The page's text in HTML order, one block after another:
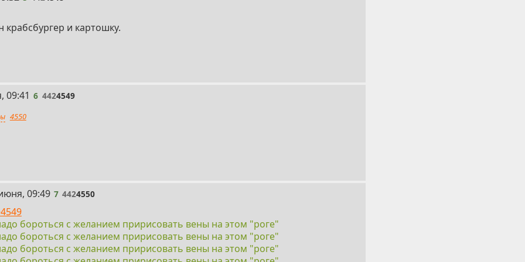
крабсбургер и картошку.
09:41 6 4424549
4550
09:49 7 4424550
бороться с желанием пририсовать вены на этом "роге"
бороться с желанием пририсовать вены на этом "роге"
бороться с желанием пририсовать вены на этом "роге"